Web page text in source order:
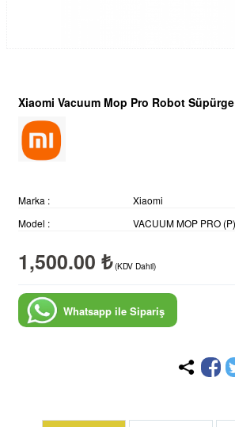
Xiaomi Vacuum Mop Pro Robot Süpürge
Marka :
Xiaomi
Model :
VACUUM MOP PRO (P)
1,500.00 ₺ (KDV Dahil)
Whatsapp ile Sipariş